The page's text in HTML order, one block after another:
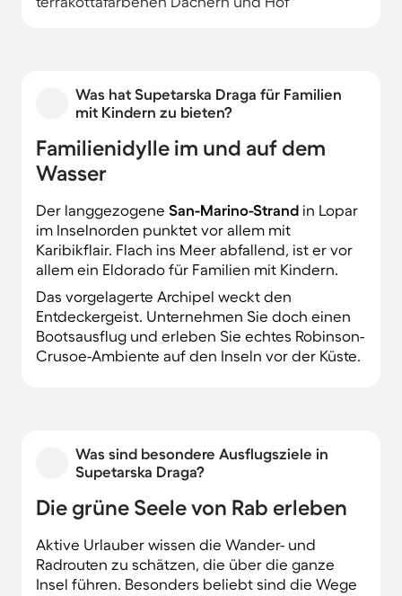
Was hat Supetarska Draga für Familien
mit Kindern zu bieten?
Familienidylle im und auf dem
Wasser
Der langgezogene San-Marino-Strand in Lopar
im Inselnorden punktet vor allem mit
Karibikflair. Flach ins Meer abfallend, ist er vor
allem ein Eldorado für Familien mit Kindern.
Das vorgelagerte Archipel weckt den
Entdeckergeist. Unternehmen Sie doch einen
Bootsausflug und erleben Sie echtes Robinson-
Crusoe-Ambiente auf den Inseln vor der Küste.
Was sind besondere Ausflugsziele in
Supetarska Draga?
Die grüne Seele von Rab erleben
Aktive Urlauber wissen die Wander- und
Radrouten zu schätzen, die über die ganze
Insel führen. Besonders beliebt sind die Wege